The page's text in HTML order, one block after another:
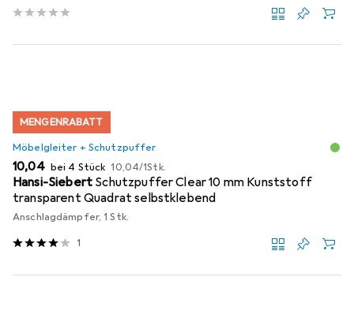
MENGENRABATT
Möbelgleiter + Schutzpuffer
EUR
10,04 bei 4 Stück EUR
10,04/1Stk.
Hansi-Siebert Schutzpuffer Clear 10 mm Kunststoff
transparent Quadrat selbstklebend
Anschlagdämpfer, 1 Stk.
1